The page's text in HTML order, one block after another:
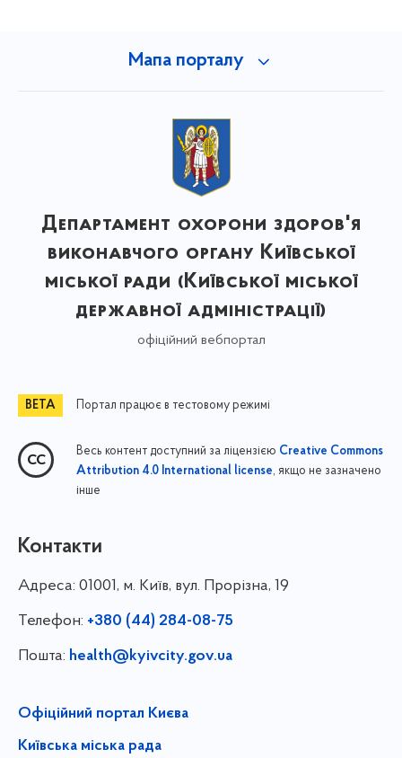
Мапа порталу
Департамент охорони здоров'я
виконавчого органу Київської
міської ради (Київської міської
державної адміністрації)
офіційний вебпортал
Портал працює в тестовому режимі
Весь контент доступний за ліцензією Creative Commons
Attribution 4.0 International license, якщо не зазначено
інше
Контакти
Адреса: 01001, м. Київ, вул. Прорізна, 19
Телефон: +380 (44) 284-08-75
Пошта: health@kyivcity.gov.ua
Офіційний портал Києва
Київська міська рада